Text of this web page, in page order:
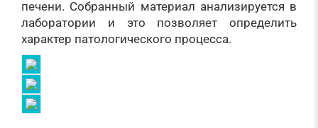
печени. Собранный материал анализируется в
лаборатории и это позволяет определить
характер патологического процесса.